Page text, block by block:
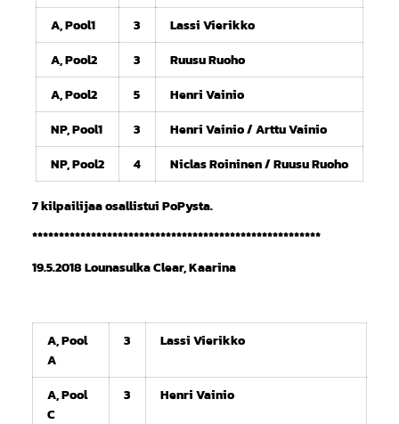
A, Pool1
3
Lassi Vierikko
A, Pool2
3
Ruusu Ruoho
A, Pool2
5
Henri Vainio
NP, Pool1
3
Henri Vainio / Arttu Vainio
NP, Pool2
4 Niclas Roininen / Ruusu Ruoho
7 kilpailijaa osallistui PoPysta.
******************************************************
19.5.2018 Lounasulka Clear, Kaarina
A, Pool
A
3 Lassi Vierikko
A, Pool
C
3 Henri Vainio